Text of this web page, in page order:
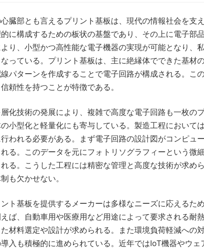
臓部とも言えるプリント基板は、現代の情報社会を支
に構成するための板状の基盤であり、その上に電子部
り、小型かつ高性能な電子機器の実現が可能となり、
っている。プリント基板は、主に絶縁体でできた基材
パターンを作成することで電子回路が構成される。こ
頼性を持つことが特徴である。
化技術の発展により、複雑で高度な電子回路も一枚の
小型化と軽量化にも寄与している。製造工程において
われる必要がある。まず電子回路の設計図がコンピュ
る。このデータを元にフォトリソグラフィーという微
る。こうした工程には精密な管理と高度な技術が求め
も欠かせない。
ト基板を提供するメーカーは多様なニーズに応えるた
ば、自動車用や医療用など用途によって要求される耐
材料選定や設計が求められる。また環境負荷軽減への
入も積極的に進められている。近年ではIoT機器やウ